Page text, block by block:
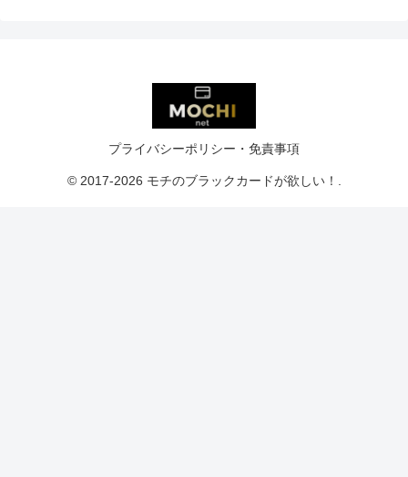
プライバシーポリシー・免責事項
© 2017-2026 モチのブラックカードが欲しい！.